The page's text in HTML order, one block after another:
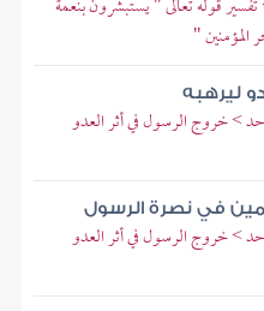
المؤمنين "
ليرهبه
> خروج الرسول في أثر العدو
في نصرة الرسول
> خروج الرسول في أثر العدو